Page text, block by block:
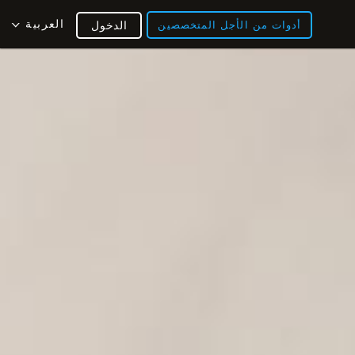
أدوات من الأجل المتخصصين العربية الدخول